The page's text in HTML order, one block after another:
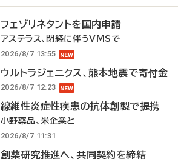
フェゾリネタントを国内申請
アステラス、閉経に伴うVMSで
2026/8/7 13:55
ウルトラジェニクス、熊本地震で寄付金
2026/8/7 12:23
線維性炎症性疾患の抗体創製で提携
小野薬品、米企業と
2026/8/7 11:31
創薬研究推進へ、共同契約を締結